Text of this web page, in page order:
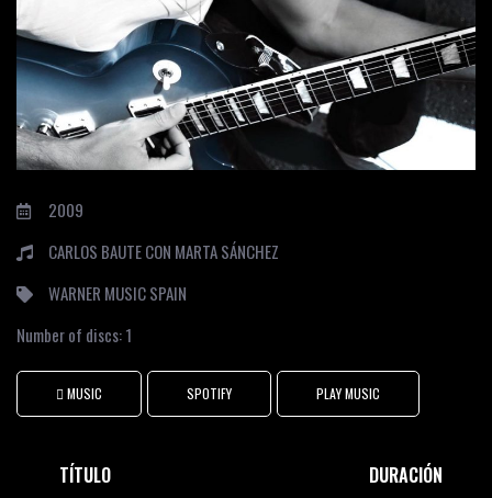
2009
CARLOS BAUTE CON MARTA SÁNCHEZ
WARNER MUSIC SPAIN
Number of discs:1
 MUSIC SPOTIFY PLAY MUSIC
TÍTULO DURACIÓN